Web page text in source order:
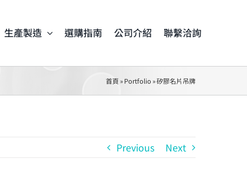
生產製造 選購指南 公司介紹 聯繫洽詢
首頁 »Portfolio »矽膠名片吊牌
Previous Next